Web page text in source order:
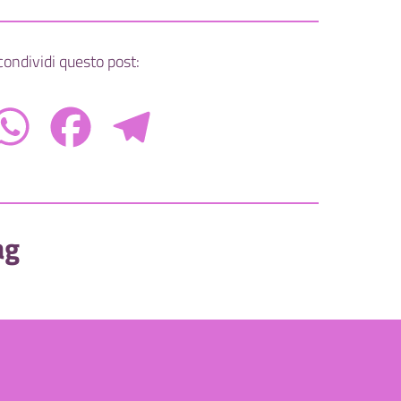
questo post:
WhatsApp Facebook